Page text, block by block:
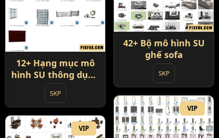
12+ Hạng mục mô
hình SU thông dụng
cửa - cửa sổ - bàn
ghế
SKP
42+ Bộ mô hình SU
ghế sofa
SKP
VIP
VIP